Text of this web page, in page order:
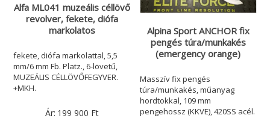
Alfa ML041 muzeális céllövő
revolver, fekete, diófa
markolatos
fekete, diófa markolattal, 5,5
mm/6 mm Fb. Platz., 6-lövetű,
MUZEÁLIS CÉLLÖVŐFEGYVER.
+MKH.
Ár: 199 900 Ft
Alpina Sport ANCHOR fix
pengés túra/munkakés
(emergency orange)
Masszív fix pengés
túra/munkakés, műanyag
hordtokkal, 109 mm
pengehossz (KKVE), 420SS acél.